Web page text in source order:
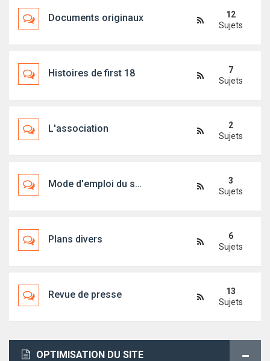
Documents originaux
12
Sujets
Histoires de first 18
7
Sujets
L'association
2
Sujets
Mode d'emploi du site
3
Sujets
Plans divers
6
Sujets
Revue de presse
13
Sujets
OPTIMISATION DU SITE